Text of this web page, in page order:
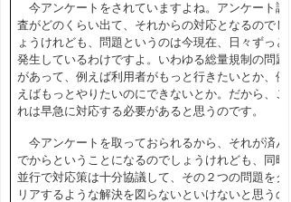
今アンケートをされていますよね。アンケート調
査がどのくらい出て、それからの対応となるのでし
ょうけれども、問題というのは今現在、日々ずっと
発生しているわけですよ。いわゆる総量規制の問題
があって、例えば利用者がもっと行きたいとか、例
えばもっとやりたいのにできないとか。だから、こ
れは早急に対応する必要があると思うのです。
今アンケートを取っておられるから、それが済ん
でからということになるのでしょうけれども、同時
並行で対応策は十分協議して、その２つの問題をク
リアするような解決を図らないといけないと思うの